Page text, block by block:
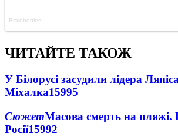
ЧИТАЙТЕ ТАКОЖ
У Білорусі засудили лідера
Міхалка15995
СюжетМасова смерть на
Росії15992